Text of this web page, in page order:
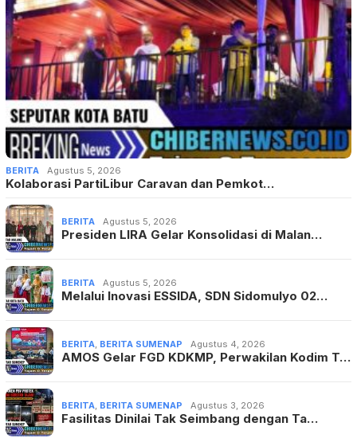
BERITA Agustus 5, 2026
Kolaborasi PartiLibur Caravan dan Pemkot…
BERITA Agustus 5, 2026
Presiden LIRA Gelar Konsolidasi di Malan…
BERITA Agustus 5, 2026
Melalui Inovasi ESSIDA, SDN Sidomulyo 02…
BERITA BERITA SUMENAP Agustus 4, 2026
AMOS Gelar FGD KDKMP, Perwakilan Kodim T…
BERITA BERITA SUMENAP Agustus 3, 2026
Fasilitas Dinilai Tak Seimbang dengan Ta…